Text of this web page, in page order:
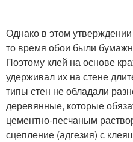
Однако в этом утверждении
то время обои были
Поэтому клей на основе
удерживал их на стене
типы стен не обладали
деревянные, которые
цементно-песчаным
сцепление (адгезия) с